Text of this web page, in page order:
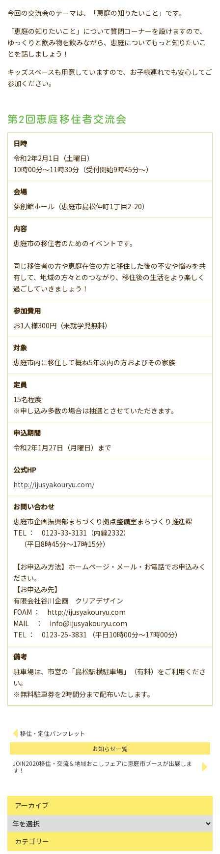
今回の交流会のテーマは、「恵庭の知りたいこと」です。
「恵庭の知りたいこと」について質問コーナーを設けますので、
ゆっくりと飲み物を飲みながら、恵庭についてもっと知りたいこ
とを話しましょう！
キッズスペースも用意していますので、お子様連れでも安心してご
参加ください。
第2回恵庭移住者交流会
日時
令和2年2月1日（土曜日）
10時00分～11時30分（受付開始9時45分～）
会場
夢創館ホール（恵庭市島松仲町1丁目2-20）
内容
恵庭市の移住者のためのイベントです。
同じ移住者の方や恵庭在住の方と移住した後の不安や悩みを共
有して、地域の方々とのつながり、移住後の生活をより楽しく
過ごしていきましょう！
参加費用
お1人様300円（未就学児無料）
対象
恵庭市内に移住して概ね5年以内の方およびその家族
定員
15名程度
※申し込み多数の場合は抽選とさせていただきます。
申込期間
令和2年1月27日（月曜日）まで
公式HP
http://ijusyakouryu.com/
お問い合わせ
恵庭市企画振興部まちづくり拠点整備室まちづくり推進課
TEL ： 0123-33-3131（内線2332）
（平日8時45分～17時15分）
【お申込み方法】ホームページ・メール・お電話でお申込みく
ださい。
【お申込み先】
有限会社谷川企画 クリアデザイン
FOAM ： http://ijusyakouryu.com
MAIL ： info@ijusyakouryu.com
TEL ： 0123-25-3831 （平日10時00分～17時00分）
備考
駐車場は、市営の「島松駅横駐車場」（有料）をご利用くださ
い。
※無料駐車券を2時間分まで配布いたします。
移住・定住パンフレット
お知らせ一覧
JOIN2020移住・交流＆地域おこしフェアに恵庭市ブースが出展しま
す！
アーカイブ
カテゴリー